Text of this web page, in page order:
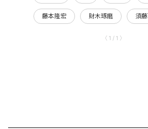
藤本隆宏 財木琢磨 須
〈 1 / 1 〉